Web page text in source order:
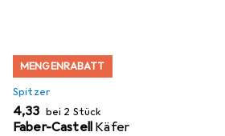
MENGENRABATT
Spitzer
EUR
4,33 bei 2 Stück
Faber-Castell Käfer